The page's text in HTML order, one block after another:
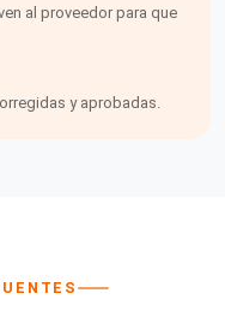
al proveedor para que
y aprobadas.